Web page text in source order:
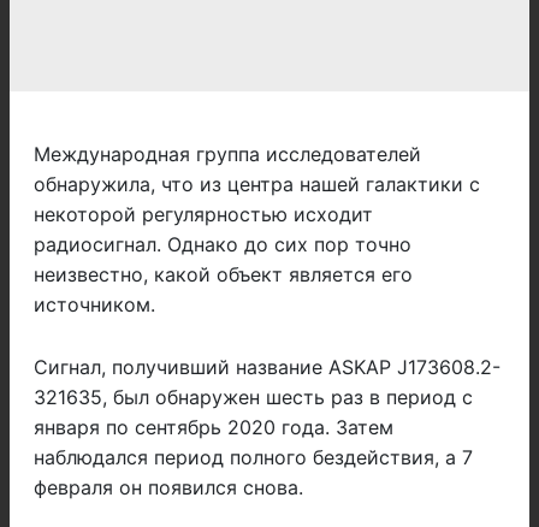
Международная группа исследователей
обнаружила, что из центра нашей галактики с
некоторой регулярностью исходит
радиосигнал. Однако до сих пор точно
неизвестно, какой объект является его
источником.
Сигнал, получивший название ASKAP J173608.2-
321635, был обнаружен шесть раз в период с
января по сентябрь 2020 года. Затем
наблюдался период полного бездействия, а 7
февраля он появился снова.